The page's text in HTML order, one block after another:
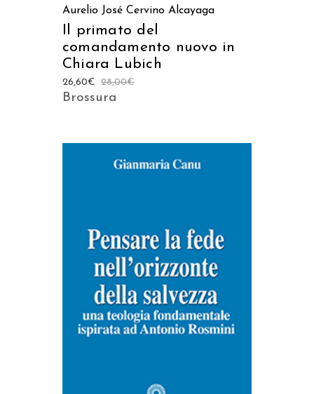
Aurelio José Cervino Alcayaga
Il primato del
comandamento nuovo in
Chiara Lubich
28,00€
26,60€
Brossura
AGGIUNGI AL CARRELLO